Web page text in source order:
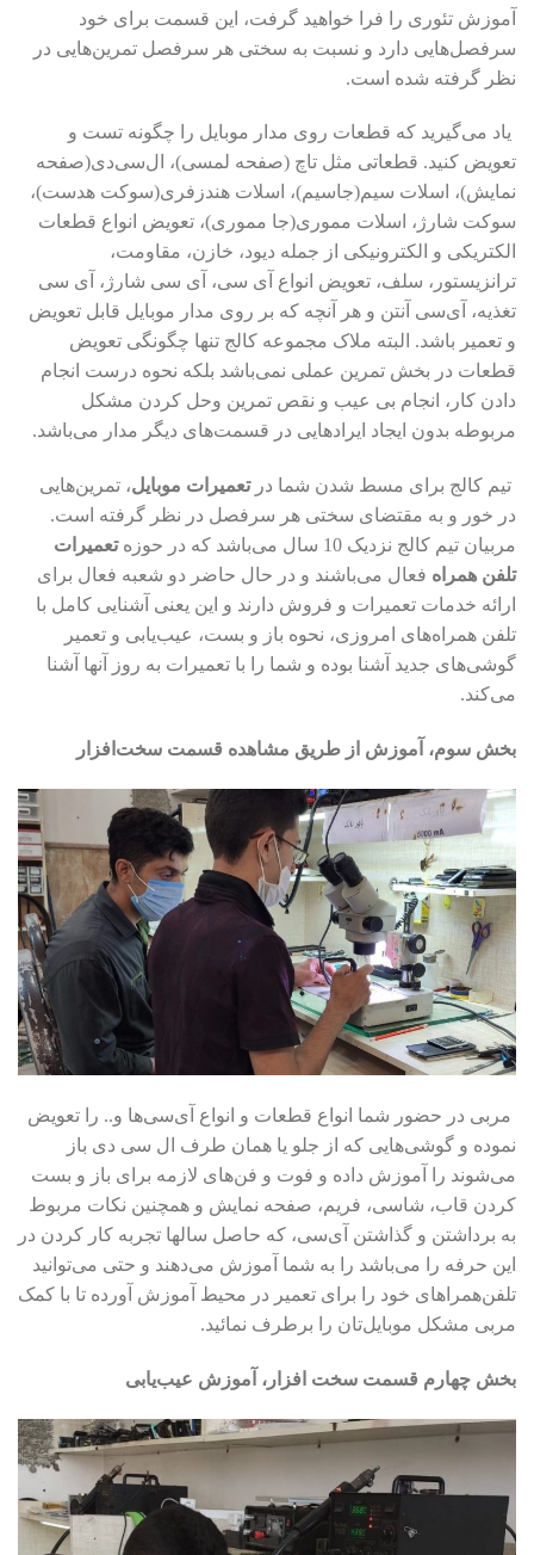
آموزش تئوری را فرا خواهید گرفت، این قسمت برای خود
سرفصل‌هایی دارد و نسبت به سختی هر سرفصل تمرین‌هایی در
نظر گرفته شده است.
یاد می‌گیرید که قطعات روی مدار موبایل را چگونه تست و
تعویض کنید. قطعاتی مثل تاچ (صفحه لمسی)، ال‌سی‌دی(صفحه
نمایش)، اسلات سیم(جاسیم)، اسلات هندزفری(سوکت هدست)،
سوکت شارژ، اسلات مموری(جا مموری)، تعویض انواع قطعات
الکتریکی و الکترونیکی از جمله دیود، خازن، مقاومت،
ترانزیستور، سلف، تعویض انواع آی سی، آی سی شارژ، آی سی
تغذیه، آی‌سی آنتن و هر آنچه که بر روی مدار موبایل قابل تعویض
و تعمیر باشد. البته ملاک مجموعه کالج تنها چگونگی تعویض
قطعات در بخش تمرین عملی نمی‌باشد بلکه نحوه درست انجام
دادن کار، انجام بی عیب و نقص تمرین وحل کردن مشکل
مربوطه بدون ایجاد ایرادهایی در قسمت‌های دیگر مدار می‌باشد.
تیم کالج برای مسط شدن شما درتعمیرات موبایل، تمرین‌هایی
در خور و به مقتضای سختی هر سرفصل در نظر گرفته است.
مربیان تیم کالج نزدیک 10 سال می‌باشد که در حوزه
تعمیرات
تلفن همراه فعال می‌باشند و در حال حاضر دو شعبه فعال برای
ارائه خدمات تعمیرات و فروش دارند و این یعنی آشنایی کامل با
تلفن همراه‌های امروزی، نحوه باز و بست، عیب‌یابی و تعمیر
گوشی‌های جدید آشنا بوده و شما را با تعمیرات به‌ روز آنها آشنا
می‌کند.
بخش سوم، آموزش از طریق مشاهده قسمت سخت‌افزار
مربی در حضور شما انواع قطعات و انواع آی‌سی‌ها و.. را تعویض
نموده و گوشی‌هایی که از جلو یا همان طرف ال سی دی باز
می‌شوند را آموزش داده و فوت و فن‌های لازمه برای باز و بست
کردن قاب، شاسی، فریم، صفحه نمایش و همچنین نکات مربوط
به برداشتن و گذاشتن آی‌سی، که حاصل سالها تجربه کار کردن در
این حرفه را می‌باشد را به شما آموزش می‌دهند و حتی می‌توانید
تلفن‌همراهای خود را برای تعمیر در محیط آموزش آورده تا با کمک
مربی مشکل‌ موبایل‌تان را برطرف نمائید.
بخش چهارم قسمت سخت افزار، آموزش عیب‌یابی